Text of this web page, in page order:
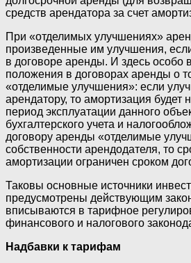
средств арендатора за счет
При «отделимых улучшениях»
произведенные им улучшения,
в договоре аренды. И здесь
положения в договорах аренды о
«отделимые улучшения»: если
арендатору, то амортизация будет
период эксплуатации данного
бухгалтерского учета и
договору аренды «отделимые
собственности арендодателя, то
амортизации ограничен сроком
Таковы основные источники
предусмотрены действующим
вписываются в тарифное
финансового и налогового
Надбавки к тарифам